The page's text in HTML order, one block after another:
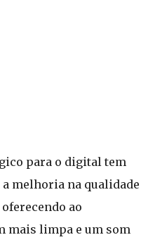
para o digital tem
melhoria na qualidade
ao
mais limpa e um som